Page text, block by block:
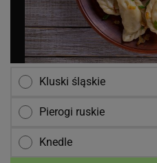
Kluski śląskie
Pierogi ruskie
Knedle